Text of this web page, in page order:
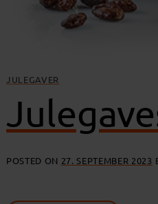
JULEGAVER
POSTED ON 27. SEPTEMBER 2023